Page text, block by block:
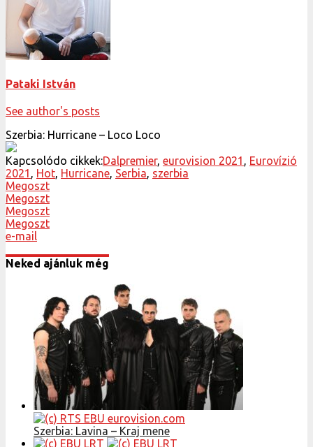
Pataki István
See author's posts
Szerbia: Hurricane – Loco Loco
Kapcsolódo cikkek:Dalpremier, eurovision 2021 , Eurovízió
2021 , Hot, Hurricane, Serbia, szerbia
Megoszt
Megoszt
Megoszt
Megoszt
e-mail
Neked ajánluk még
Szerbia: Lavina – Kraj mene